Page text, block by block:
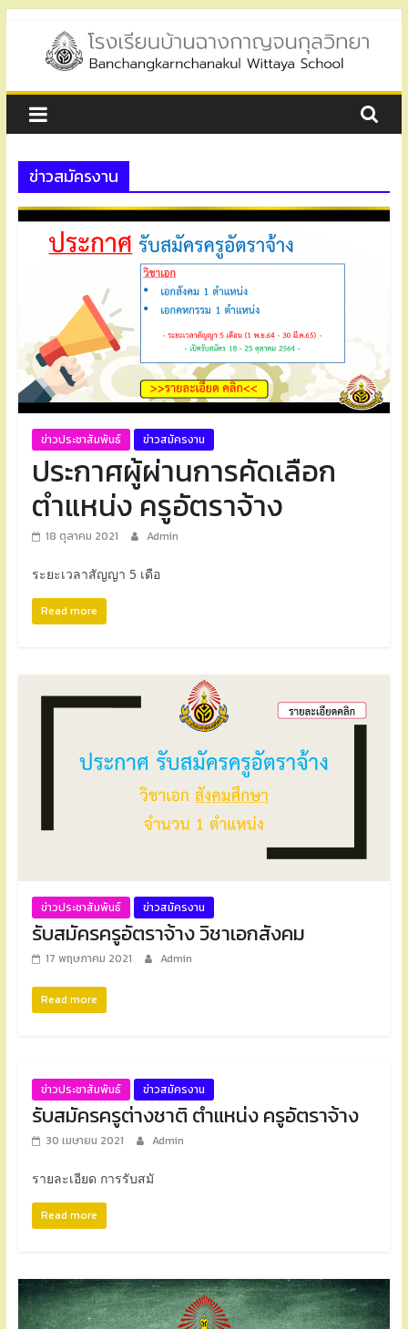
content
โรงเรียน
บ้าน
ฉาง
กาญ
กุล
วิทยา
ข่าวสมัครงาน
ข่าวประชาสัมพันธ์ ข่าวสมัครงาน
ประกาศผู้ผ่านการคัดเลือก
ตำแหน่ง ครูอัตราจ้าง
18 ตุลาคม 2021 Admin
ระยะเวลาสัญญา 5 เดือ
Read more
ข่าวประชาสัมพันธ์ ข่าวสมัครงาน
รับสมัครครูอัตราจ้าง วิชาเอกสังคม
17 พฤษภาคม 2021 Admin
Read more
ข่าวประชาสัมพันธ์ ข่าวสมัครงาน
รับสมัครครูต่างชาติ ตำแหน่ง ครูอัตราจ้าง
30 เมษายน 2021 Admin
รายละเอียด การรับสมั
Read more